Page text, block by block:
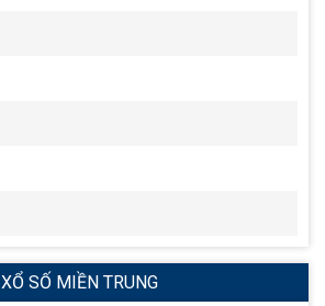
XỔ SỐ MIỀN TRUNG